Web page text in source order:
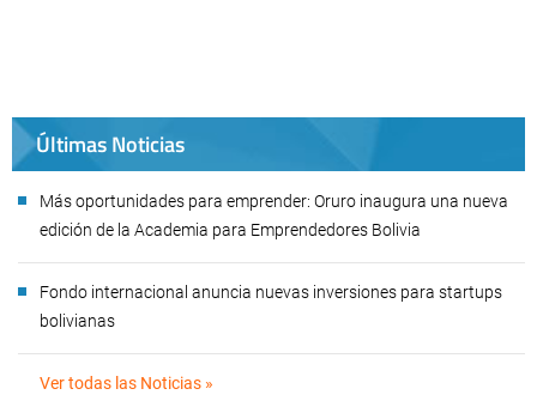
Últimas Noticias
Más oportunidades para emprender: Oruro inaugura una nueva
edición de la Academia para Emprendedores Bolivia
Fondo internacional anuncia nuevas inversiones para startups
bolivianas
Ver todas las Noticias »